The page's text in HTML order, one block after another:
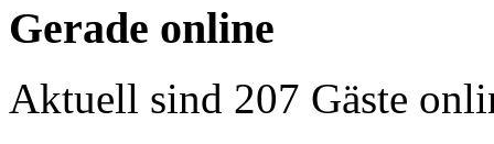
Gerade online
Aktuell sind 207 Gäste